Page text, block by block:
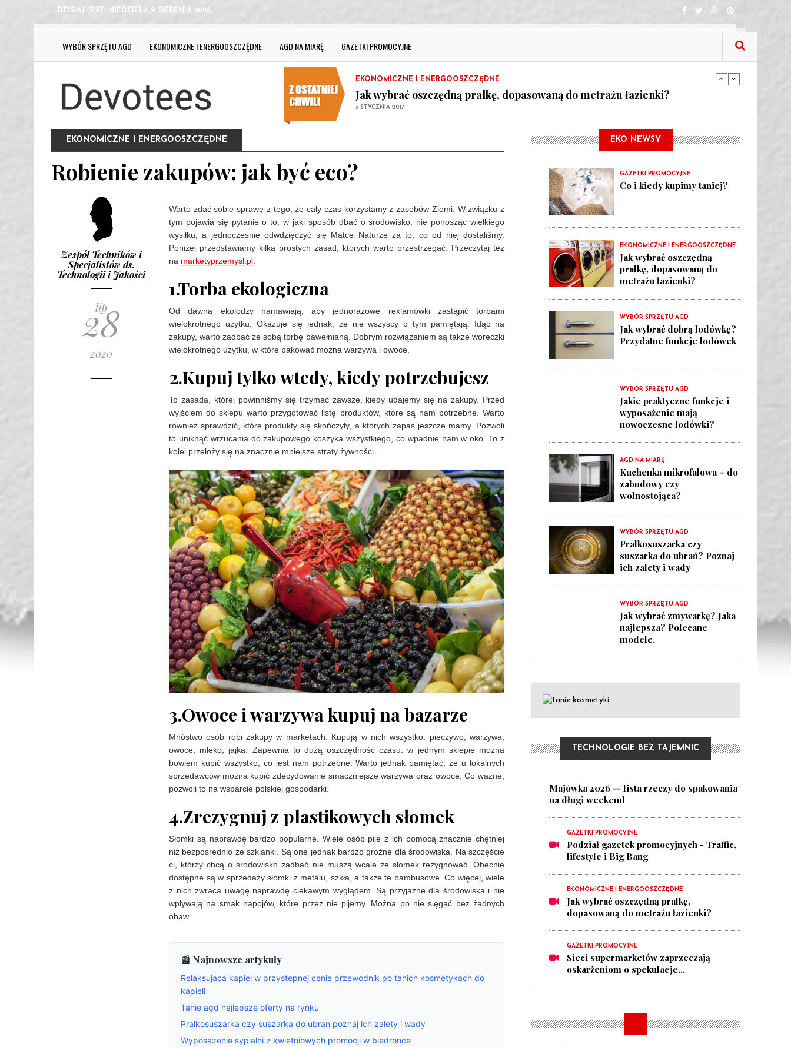
DZISIAJ JEST: NIEDZIELA 9 SIERPNIA 2026
WYBÓR SPRZĘTU AGD EKONOMICZNE I ENERGOOSZCZĘDNE AGD NA MIARĘ GAZETKI PROMOCYJNE
5 STYCZNIA 2017
Co i kiedy kupimy taniej?
EKONOMICZNE I ENERGOOSZCZĘDNE
Jak wybrać oszczędną pralkę, dopasowaną do metrażu łazienki?
3 STYCZNIA 2017
Jak wybrać dobrą lodówkę? Przydatne funkcje lodówek
EKONOMICZNE I ENERGOOSZCZĘDNE
Robienie zakupów: jak być eco?
Zespół Techników i
Specjalistów ds.
Technologii i Jakości
lip
28
2020
Warto zdać sobie sprawę z tego, że cały czas korzystamy z zasobów Ziemi. W związku z
tym pojawia się pytanie o to, w jaki sposób dbać o środowisko, nie ponosząc wielkiego
wysiłku, a jednocześnie odwdzięczyć się Matce Naturze za to, co od niej dostaliśmy.
Poniżej przedstawiamy kilka prostych zasad, których warto przestrzegać. Przeczytaj tez
na marketyprzemysl.pl
1.Torba ekologiczna
Od dawna ekolodzy namawiają, aby jednorazowe reklamówki zastąpić torbami
wielokrotnego użytku. Okazuje się jednak, że nie wszyscy o tym pamiętają. Idąc na
zakupy, warto zadbać ze sobą torbę bawełnianą. Dobrym rozwiązaniem są także woreczki
wielokrotnego użytku, w które pakować można warzywa i owoce.
2.Kupuj tylko wtedy, kiedy potrzebujesz
To zasada, której powinniśmy się trzymać zawsze, kiedy udajemy się na zakupy. Przed
wyjściem do sklepu warto przygotować listę produktów, które są nam potrzebne. Warto
również sprawdzić, które produkty się skończyły, a których zapas jeszcze mamy. Pozwoli
to uniknąć wrzucania do zakupowego koszyka wszystkiego, co wpadnie nam w oko. To z
kolei przełoży się na znacznie mniejsze straty żywności.
3.Owoce i warzywa kupuj na bazarze
Mnóstwo osób robi zakupy w marketach. Kupują w nich wszystko: pieczywo, warzywa,
owoce, mleko, jajka. Zapewnia to dużą oszczędność czasu: w jednym sklepie można
bowiem kupić wszystko, co jest nam potrzebne. Warto jednak pamiętać, że u lokalnych
sprzedawców można kupić zdecydowanie smaczniejsze warzywa oraz owoce. Co ważne,
pozwoli to na wsparcie polskiej gospodarki.
4.Zrezygnuj z plastikowych słomek
Słomki są naprawdę bardzo popularne. Wiele osób pije z ich pomocą znacznie chętniej
niż bezpośrednio ze szklanki. Są one jednak bardzo groźne dla środowiska. Na szczęście
ci, którzy chcą o środowisko zadbać nie muszą wcale ze słomek rezygnować. Obecnie
dostępne są w sprzedaży słomki z metalu, szkła, a także te bambusowe. Co więcej, wiele
z nich zwraca uwagę naprawdę ciekawym wyglądem. Są przyjazne dla środowiska i nie
wpływają na smak napojów, które przez nie pijemy. Można po nie sięgać bez żadnych
obaw.
📰 Najnowsze artykuły
Relaksujaca kapiel w przystepnej cenie przewodnik po tanich kosmetykach do
kapieli
Tanie agd najlepsze oferty na rynku
Pralkosuszarka czy suszarka do ubran poznaj ich zalety i wady
Wyposazenie sypialni z kwietniowych promocji w biedronce
EKO NEWSY
GAZETKI PROMOCYJNE
Co i kiedy kupimy taniej?
EKONOMICZNE I ENERGOOSZCZĘDNE
Jak wybrać oszczędną
pralkę, dopasowaną do
metrażu łazienki?
WYBÓR SPRZĘTU AGD
Jak wybrać dobrą lodówkę?
Przydatne funkcje lodówek
WYBÓR SPRZĘTU AGD
Jakie praktyczne funkcje i
wyposażenie mają
nowoczesne lodówki?
AGD NA MIARĘ
Kuchenka mikrofalowa – do
zabudowy czy
wolnostojąca?
WYBÓR SPRZĘTU AGD
Pralkosuszarka czy
suszarka do ubrań? Poznaj
ich zalety i wady
WYBÓR SPRZĘTU AGD
Jak wybrać zmywarkę? Jaka
najlepsza? Polecane
modele.
TECHNOLOGIE BEZ TAJEMNIC
Majówka 2026 — lista rzeczy do spakowania
na długi weekend
GAZETKI PROMOCYJNE
Podział gazetek promocyjnych - Traffic,
lifestyle i Big Bang
EKONOMICZNE I ENERGOOSZCZĘDNE
Jak wybrać oszczędną pralkę,
dopasowaną do metrażu łazienki?
GAZETKI PROMOCYJNE
Sieci supermarketów zaprzeczają
oskarżeniom o spekulacje...